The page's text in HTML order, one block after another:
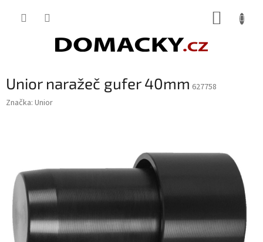
Unior naražeč gufer 40mm 627758
Značka: Unior